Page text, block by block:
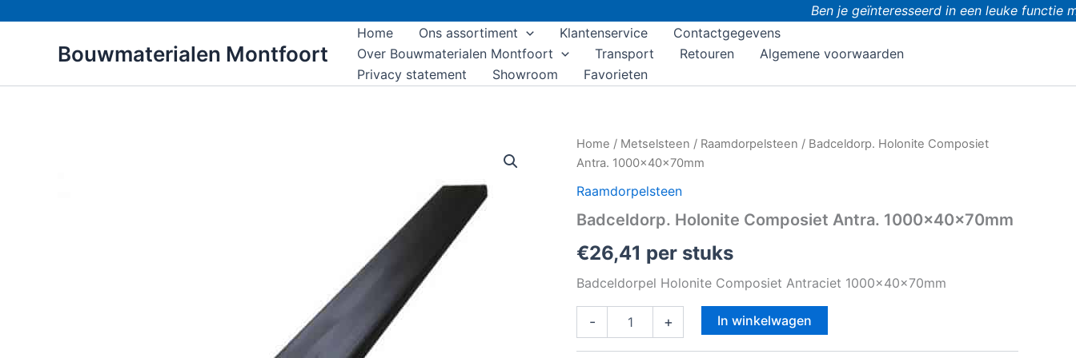
Ben je geïnteresseerd in een leuke functie
Bouwmaterialen Montfoort
Home Ons assortiment Klantenservice
Contactgegevens
Over Bouwmaterialen Montfoort
Transport Retouren
Algemene voorwaarden
Privacy statement
Showroom Favorieten
Home / Metselsteen / Raamdorpelsteen / Badceldorp. Holonite Composiet
Antra. 1000x40x70mm
Raamdorpelsteen
Badceldorp. Holonite Composiet Antra. 1000x40x70mm
€26,41 per stuks
Badceldorpel Holonite Composiet Antraciet 1000x40x70mm
-
Badceldorp.
Holonite
Antra.
aantal
+ In winkelwagen